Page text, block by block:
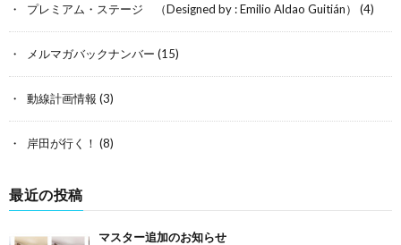
プレミアム・ステージ （Designed by : Emilio Aldao Guitián） (4)
メルマガバックナンバー (15)
動線計画情報 (3)
岸田が行く！ (8)
最近の投稿
マスター追加のお知らせ